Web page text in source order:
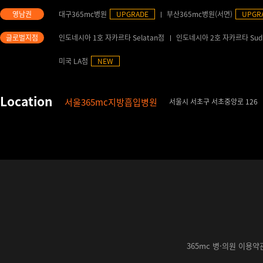
대구365mc병원 UPGRADE 부산365mc병원(서면)
인도네시아 1호 자카르타 Selatan점 인도네시아 2호 자카르타
미국 LA점 NEW
서울365mc지방흡입병원 서울시 서초구 서초중앙로 126
365mc 병·의원 이용약